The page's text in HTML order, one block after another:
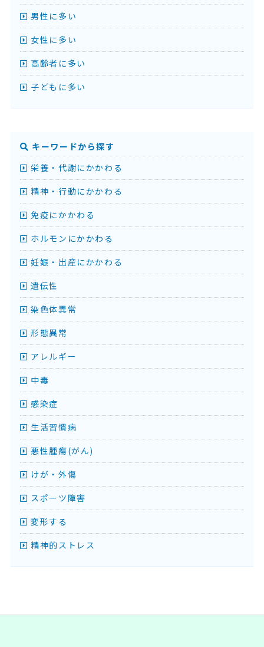
男性に多い
女性に多い
高齢者に多い
子どもに多い
キーワードから探す
栄養・代謝にかかわる
精神・行動にかかわる
免疫にかかわる
ホルモンにかかわる
妊娠・出産にかかわる
遺伝性
染色体異常
形態異常
アレルギー
中毒
感染症
生活習慣病
悪性腫瘍(がん)
けが・外傷
スポーツ障害
変形する
精神的ストレス